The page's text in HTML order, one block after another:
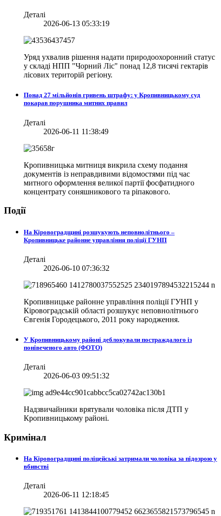
Деталі
2026-06-13 05:33:19
Уряд ухвалив рішення надати природоохоронний статус
у складі НПП "Чорний Ліс" понад 12,8 тисячі гектарів
лісових територій регіону.
Понад 27 мільйонів гривень штрафу: у Кропивницькому суд
покарав порушника митних правил
Деталі
2026-06-11 11:38:49
Кропивницька митниця викрила схему подання
документів із неправдивими відомостями під час
митного оформлення великої партії фосфатидного
концентрату соняшникового та ріпакового.
Події
На Кіровоградщині розшукують неповнолітнього –
Кропивницьке районне управління поліції ГУНП
Деталі
2026-06-10 07:36:32
Кропивницьке районне управління поліції ГУНП у
Кіровоградській області розшукує неповнолітнього
Євгенія Городецького, 2011 року народження.
У Кропивницькому районі деблокували постраждалого із
понівеченого авто (ФОТО)
Деталі
2026-06-03 09:51:32
Надзвичайники врятували чоловіка після ДТП у
Кропивницькому районі.
Кримінал
На Кіровоградщині поліцейські затримали чоловіка за підозрою у
вбивстві
Деталі
2026-06-11 12:18:45